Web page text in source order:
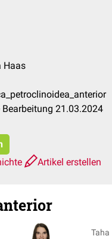
Haas
21.03.2024
Artikel erstellen
Taha